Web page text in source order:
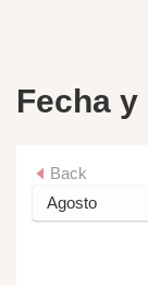
Fecha y
Back